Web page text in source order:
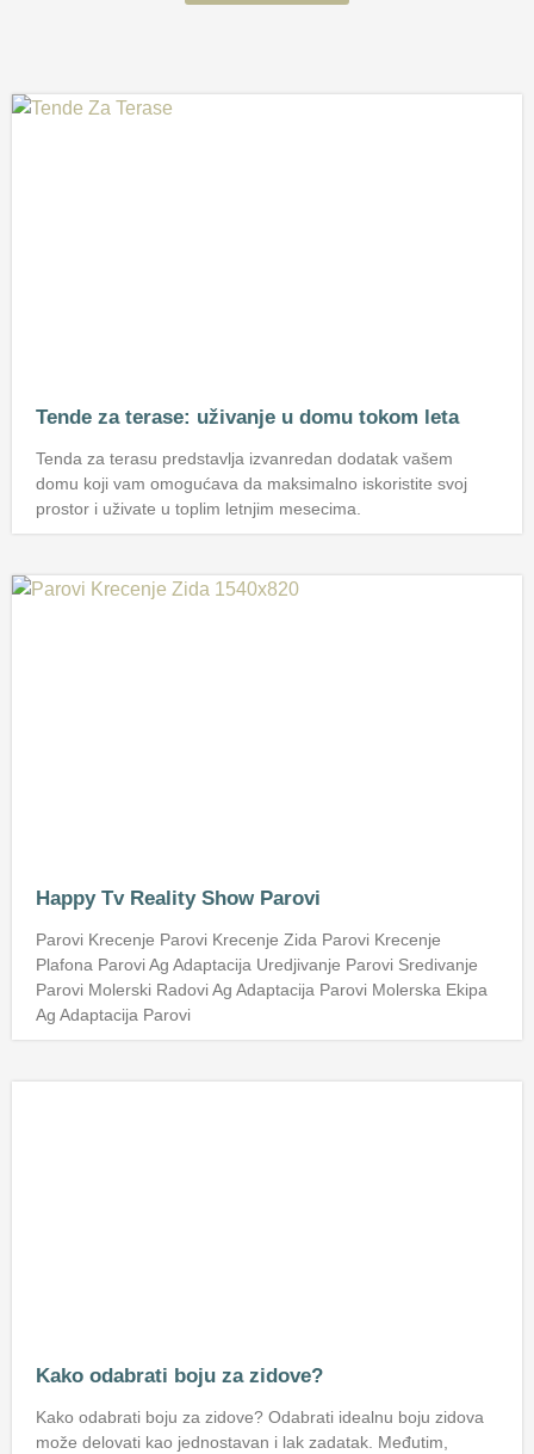
Tende za terase: uživanje u domu tokom leta
Tenda za terasu predstavlja izvanredan dodatak vašem
domu koji vam omogućava da maksimalno iskoristite svoj
prostor i uživate u toplim letnjim mesecima.
Happy Tv Reality Show Parovi
Parovi Krecenje Parovi Krecenje Zida Parovi Krecenje
Plafona Parovi Ag Adaptacija Uredjivanje Parovi Sredivanje
Parovi Molerski Radovi Ag Adaptacija Parovi Molerska Ekipa
Ag Adaptacija Parovi
Kako odabrati boju za zidove?
Kako odabrati boju za zidove? Odabrati idealnu boju zidova
može delovati kao jednostavan i lak zadatak. Međutim,